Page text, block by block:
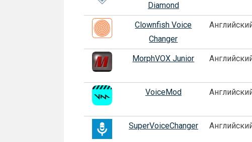
Diamond
Clownfish Voice
Changer
MorphVOX Junior
VoiceMod
SuperVoiceChanger